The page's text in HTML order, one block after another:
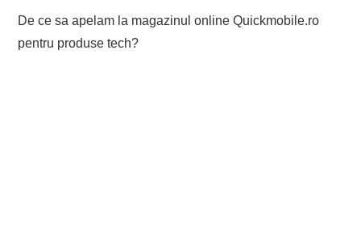
De ce sa apelam la magazinul online Quickmobile.ro
pentru produse tech?